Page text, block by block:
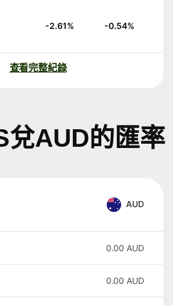
-2.61% -0.54%
查看完整紀錄
兌AUD的匯率
AUD
0.00 AUD
0.00 AUD